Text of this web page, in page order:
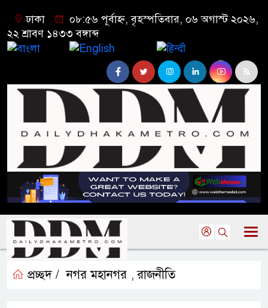
ঢাকা
০৮:৫৬ পূর্বাহ্ন, বৃহস্পতিবার, ০৬ অগাস্ট ২০২৬,
২২ শ্রাবণ ১৪৩৩ বঙ্গাব্দ
প্রচ্ছদ / নগর মহানগর ,রাজনীতি